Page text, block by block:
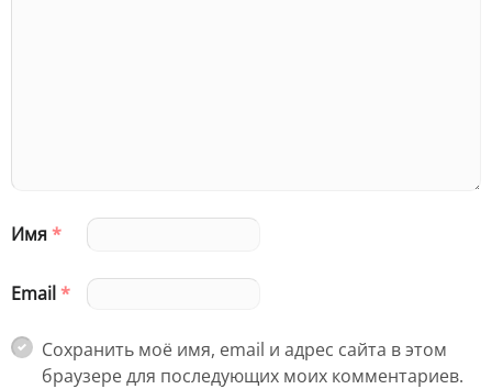
Имя*
Email*
Сохранить моё имя, email и адрес сайта в этом
браузере для последующих моих комментариев.